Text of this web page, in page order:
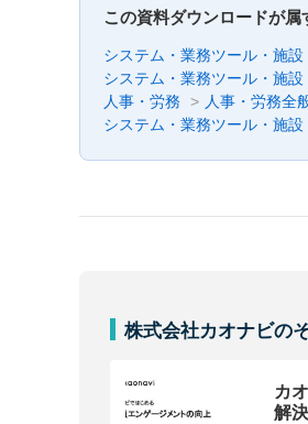
この資料ダウンロードが属
システム・業務ツール・施
システム・業務ツール・施
人事・労務
人事・労務全
システム・業務ツール・施
株式会社カオナビの
カ
解